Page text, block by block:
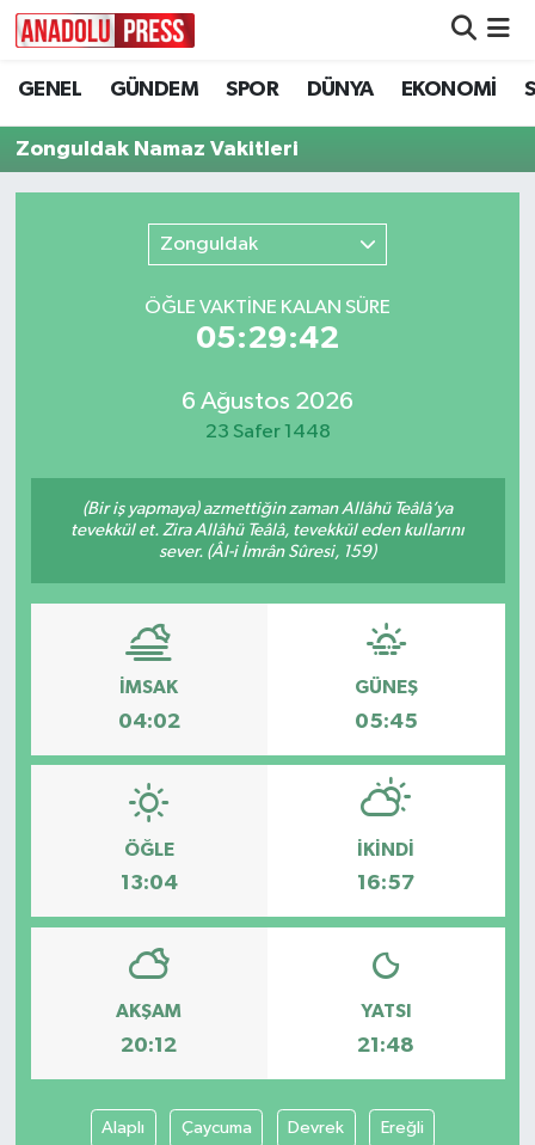
GENEL GÜNDEM SPOR DÜNYA EKONOMİ
Zonguldak Namaz Vakitleri
Zonguldak
ÖĞLE VAKTİNE KALAN SÜRE
05:29:42
6 Ağustos 2026
23 Safer 1448
(Bir iş yapmaya) azmettiğin zaman Allâhü Teâlâ’ya
tevekkül et. Zira Allâhü Teâlâ, tevekkül eden kullarını
sever. (Âl-i İmrân Sûresi, 159)
İMSAK
04:02
GÜNEŞ
05:45
ÖĞLE
13:04
İKINDI
16:57
AKŞAM
20:12
YATSI
21:48
Alaplı Çaycuma Devrek Ereğli
Nöbetçi Eczaneler
Hava Durumu
Süper Lig Puan Durumu ve Fikstür
Tüm Manşetler
Haber Arşivi